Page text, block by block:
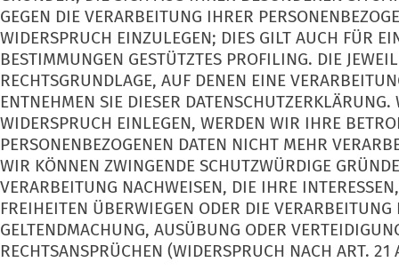
GEGEN DIE VERARBEITUNG IHRER
WIDERSPRUCH EINZULEGEN; DIES GILT AUCH FÜR
BESTIMMUNGEN GESTÜTZTES PROFILING. DIE
RECHTSGRUNDLAGE, AUF DENEN EINE
ENTNEHMEN SIE DIESER DATENSCHUTZERKLÄRUNG.
WIDERSPRUCH EINLEGEN, WERDEN WIR IHRE
PERSONENBEZOGENEN DATEN NICHT MEHR
WIR KÖNNEN ZWINGENDE SCHUTZWÜRDIGE
VERARBEITUNG NACHWEISEN, DIE IHRE
FREIHEITEN ÜBERWIEGEN ODER DIE VERARBEITUNG
GELTENDMACHUNG, AUSÜBUNG ODER
RECHTSANSPRÜCHEN (WIDERSPRUCH NACH ART. 21